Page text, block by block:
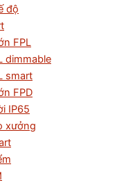
độ
FPL
dimmable
smart
FPD
IP65
xưởng